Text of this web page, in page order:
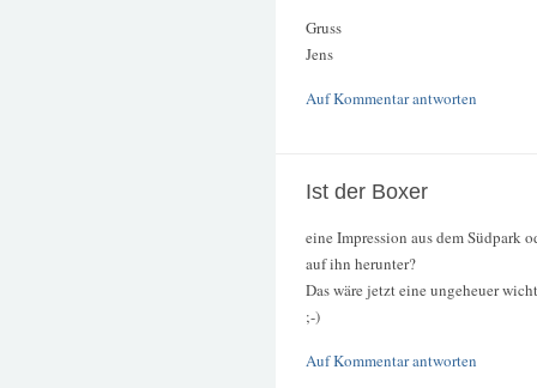
Gruss
Jens
Auf Kommentar antworten
Ist der Boxer
eine Impression aus dem Südpark
auf ihn herunter?
Das wäre jetzt eine ungeheuer
;-)
Auf Kommentar antworten